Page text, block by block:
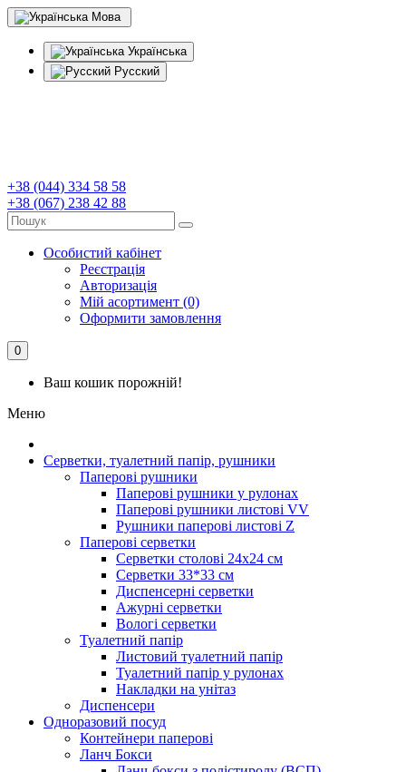
Мова
Українська
Русский
+38 (044) 334 58 58
+38 (067) 238 42 88
Особистий кабінет
Реєстрація
Авторизація
Мій асортимент (0)
Оформити замовлення
0
Ваш кошик порожній!
Меню
Серветки, туалетний папір, рушники
Паперові рушники
Паперові рушники у рулонах
Паперові рушники листові VV
Рушники паперові листові Z
Паперові серветки
Серветки столові 24х24 см
Серветки 33*33 см
Диспенсерні серветки
Ажурні серветки
Вологі серветки
Туалетний папір
Листовий туалетний папір
Туалетний папір у рулонах
Накладки на унітаз
Диспенсери
Одноразовий посуд
Контейнери паперові
Ланч Бокси